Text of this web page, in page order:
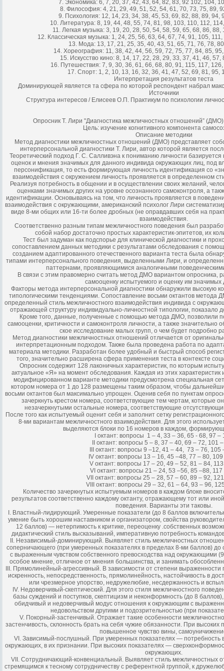
7. Экономика: 6, 7, 20, 37, 42, 43, 64, 82, 83, 92 102, 104,
8. Философия: 4, 21, 29, 49, 51, 52, 54, 61, 70, 73, 75, 89,
9. Психология: 12, 14, 23, 34, 38, 45, 53, 69, 82, 88, 89, 94,
10. Литература: 8, 19, 44, 48, 55, 74, 81, 98, 103, 110, 112,
11. Легкая музыка: 3, 19, 20, 28, 50, 54, 58, 59, 65, 68, 86,
12. Классическая музыка: 1, 24, 25, 56, 63, 64, 67, 74, 91, 105,
13. Мода: 13, 17, 21, 25, 35, 40, 43, 51, 65, 71, 76, 78,
14. Хореография: 11, 38, 42, 44, 56, 59, 72, 75, 77, 84, 85,
15. Искусство кино: 8, 14, 17, 22, 28, 29, 33, 37, 41, 46, 57,
16. Путешествия: 7, 9, 30, 36, 61, 66, 68, 80, 91, 115, 117,
17. Спорт: 1, 2, 10, 13, 16, 32, 36, 41, 47, 52, 69, 81, 95,
Интерпретация результатов теста
Доминирующей является та сфера по которой респондент набрал
Источники
Структура интересов / Елисеев О.П. Практикум по психологии
Опросник Т. Лири "Диагностика межличностных отношений”
Цель: изучение когнитивного компонента
Описание методики
Метод диагностики межличностных отношений (ДМО) представляет
интерперсональной диагностики Т. Лири, автор которой является
Теоретиче­ский подход Г. С. Салливэна к пониманию личности
оценок и мнения значимых для данного индивида окружающих лиц, под
пер­сонификация, то есть формирующая личность идентификация со
взаимодействия с окружением личность проявляется в определенном
Реализуя потребность в общении и в осуществлении своих желаний,
оценками значимых других на уровне осознанного самоконтроля, а
идентификации. Основываясь на том, что личность проявляется в
взаимодействия с окружающими, американский психолог Лири
виде 8-ми общих или 16-ти более дробных (не оправдавших себя на
взаимодействия.
Соответственно разным типам межличностного поведения был
собой набор достаточно простых характеристик-эпитетов, их
Тест был задуман как подспорье для клинической диагностики и
сопоставлением данных методики с результатами обследования с
созданием адаптированного отечественного варианта теста была
типами интерперсонального поведения, выделенными Лири, и
паттернами, проявляющимися аналогичными
В связи с этим правомерно считать метод ДМО вариантом опросника,
самооценку испытуемого и оценку им значимых
Факторы метода интерперсональной диагностики обнаружили высокую
типологическими тенденциями. Сопоставление восьми октантов метода
определенный стиль межличностного взаимодействия индивида с
отражающей структуру индивидуально-личностной типологии, показало
Кроме того, данные, полученные с помощью метода ДМО, позволили
самооценки, критичности и самоконтроля личности, а также значительно
ское исследование малых групп, о чем будет подробно
Метод диагностики межличностных отношений отличается от
интерпретационным подходом. Также была проведена работа по
материала методики. Разработан более удобный и быстрый способ
того, значительно расширена сфера применения теста в контексте
Опросник содержит 128 лаконичных характеристик, по которым
актуальное «Я» на момент обследования. Каждая из этих
модифицированном варианте методики предусмотрена специальная
котором номера от 1 до 128 размещены таким образом, чтобы
восьми октантов был максимально упрощен. Оценив себя по пунктам
зачеркнуть крестом номера, соответствующие тем чертам, которые
незачеркнутыми остальные номера, соответствующие
После того как испытуемый оценит себя и заполнит сетку
8-ми вариантам межличностного взаимодействия. Для этого
выделяются блоки по 16 номеров в каждом,
I октант: вопросы 1 – 4, 33 – 36, 65 - 68, 97 –
II октант: вопросы 5 – 8, 37 – 40, 69 – 72, 101
III октант: вопросы 9 –12, 41 – 44, 73 – 76, 105
IV октант: вопросы 13 – 16, 45 –48, 77 – 80, 109
V октант: вопросы 17 – 20, 49 – 52, 81 – 84,
VI октант: вопросы 21 – 24, 53 –56, 85 –88, 117
VII октант: вопросы 25 – 28, 57 – 60, 89 – 92,
VIII октант: вопросы 29 – 32, 61 – 64, 93 – 96,
Количество зачеркнутых испытуемым номеров в каждом блоке
результатов соответственно каждому октанту, отражающему тот или
поведения. Варианты эти таковы.
I. Властный-лидирующий. Умеренные показатели (до 8 баллов
умение быть хорошим наставником и организатором, свойства
12 баллов) — нетерпимость к критике, переоценку .собственных
дидактический стиль высказываний, императивную потребность
II. Независимый-доминирующий. Выявляет стиль межличностных
соперничающего (при умеренных показателях в пределах 8-ми баллов) до
с выраженным чувством собственного превосходства над окружающими
особое мнение, отличное от мнения большинства, и занимать
III. Прямолинейный-агрессивный. В зависимости от степени выраженности
искренность, непосредственность, прямолинейность, настойчивость в
или чрезмерное упорство, недружелюбие, несдержанность и
IV. Недоверчивый-скептический. Для этого стиля межличностного
базы суждений и поступков, скептицизм и неконформность (до 8
обидчивый и недоверчивый модус отношения к окружающим с
недовольством другими и подозрительностью (при
V. Покорный-застенчивый. Отражает такие особенности
застенчивость, склонность брать на себя чужие обязанности. При
повышенное чувство вины,
VI. Зависимый-послушный. При умеренных показателях — потребность
окружающих, в их признании. При высоких показателях —
окружающих.
VII. Сотрудничающий-конвенциальный. Выявляет стиль межличностных
стремящимся к тесному сотрудничеству с референтной группой, к